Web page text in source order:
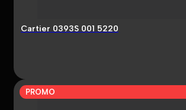
Cartier 0393S 001 5220
PROMO